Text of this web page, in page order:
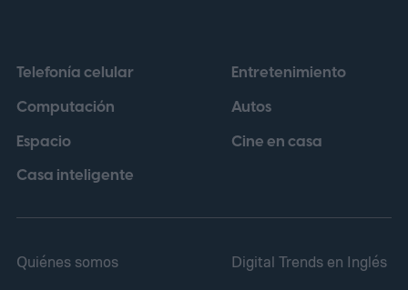
Telefonía celular
Computación
Espacio
Casa inteligente
Entretenimiento
Autos
Cine en casa
Quiénes somos
Digital Trends en Inglés